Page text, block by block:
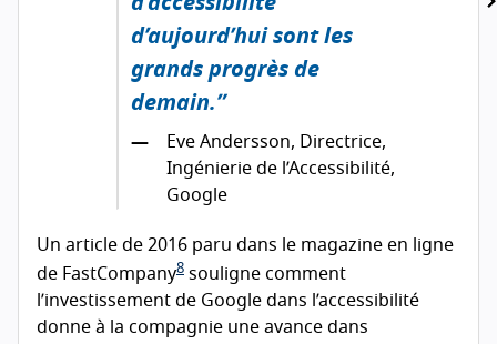
d’aujourd’hui sont les
grands progrès de
demain.
Eve Andersson, Directrice,
Ingénierie de l’Accessibilité,
Google
Un article de 2016 paru dans le magazine en ligne
de FastCompany8 souligne comment
l’investissement de Google dans l’accessibilité
donne à la compagnie une avance dans